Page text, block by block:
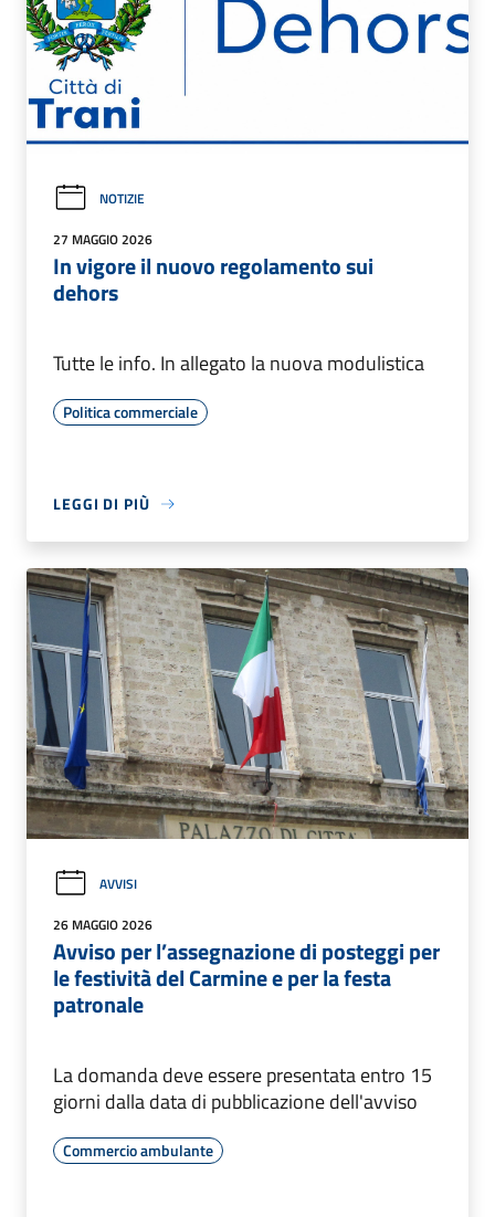
NOTIZIE
27 MAGGIO 2026
In vigore il nuovo regolamento sui
dehors
Tutte le info. In allegato la nuova modulistica
Politica commerciale
LEGGI DI PIÙ
AVVISI
26 MAGGIO 2026
Avviso per l’assegnazione di posteggi per
le festività del Carmine e per la festa
patronale
La domanda deve essere presentata entro 15
giorni dalla data di pubblicazione dell'avviso
Commercio ambulante